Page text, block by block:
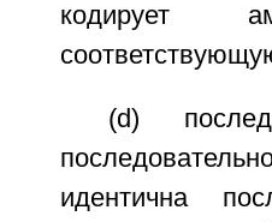
кодирует
(d)
идентична